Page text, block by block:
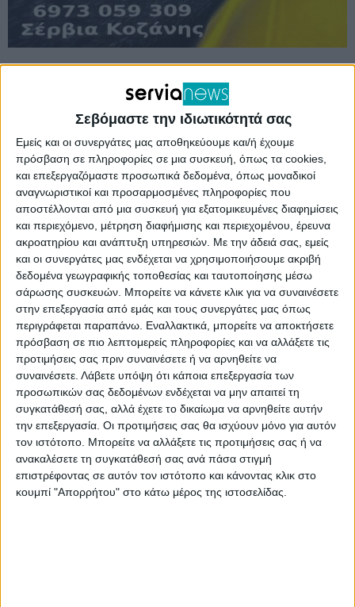
Σεβόμαστε την ιδιωτικότητά σας
Εμείς και οι συνεργάτες μας αποθηκεύουμε και/ή έχουμε
πρόσβαση σε πληροφορίες σε μια συσκευή, όπως τα cookies,
και επεξεργαζόμαστε προσωπικά δεδομένα, όπως μοναδικοί
αναγνωριστικοί και προσαρμοσμένες πληροφορίες που
αποστέλλονται από μια συσκευή για εξατομικευμένες διαφημίσεις
και περιεχόμενο, μέτρηση διαφήμισης και περιεχομένου, έρευνα
ακροατηρίου και ανάπτυξη υπηρεσιών. Με την άδειά σας, εμείς
και οι συνεργάτες μας ενδέχεται να χρησιμοποιήσουμε ακριβή
δεδομένα γεωγραφικής τοποθεσίας και ταυτοποίησης μέσω
σάρωσης συσκευών. Μπορείτε να κάνετε κλικ για να συναινέσετε
στην επεξεργασία από εμάς και τους συνεργάτες μας όπως
περιγράφεται παραπάνω. Εναλλακτικά, μπορείτε να αποκτήσετε
πρόσβαση σε πιο λεπτομερείς πληροφορίες και να αλλάξετε τις
προτιμήσεις σας πριν συναινέσετε ή να αρνηθείτε να
συναινέσετε. Λάβετε υπόψη ότι κάποια επεξεργασία των
προσωπικών σας δεδομένων ενδέχεται να μην απαιτεί τη
συγκατάθεσή σας, αλλά έχετε το δικαίωμα να αρνηθείτε αυτήν
την επεξεργασία. Οι προτιμήσεις σας θα ισχύουν μόνο για αυτόν
τον ιστότοπο. Μπορείτε να αλλάξετε τις προτιμήσεις σας ή να
ανακαλέσετε τη συγκατάθεσή σας ανά πάσα στιγμή
επιστρέφοντας σε αυτόν τον ιστότοπο και κάνοντας κλικ στο
κουμπί "Απορρήτου" στο κάτω μέρος της ιστοσελίδας.
Χθες το απόγευμα ο Περιφερειάρχης Δυτικής
Μακεδονίας Γιώργος Αμανατίδης μαζί με τους
Αντιπεριφερειάρχες Κωνσταντίνο Βύζα και
Λύσσανδρο Μεταξά είχαν συνάντηση στο
Τρανόβαλτο με θέμα τα λατομεία μαρμάρου της
περιοχής.
Στη συνάντηση συμμετείχαν εκπρόσωποι και
επιχειρηματίες των συνεταιρισμών, ο Δήμαρχος
Σερβίων Χρήστος Ελευθερίου, ο αντιδήμαρχος σε
θέματα Τουρισμού, Επιχειρηματικότητας και
Ανάπτυξης Σταύρος Παπαδόπουλος, οι δημοτικοί
σύμβουλοι της μείζονος αντιπολίτευσης Στέλλα
Τζικανούλα και Σάκης Βητόπουλος, όπως και ο
πρόεδρος της Δημοτικής Κοινότητας
Τρανοβάλτου Νίκος Βαρσαμόπουλος.